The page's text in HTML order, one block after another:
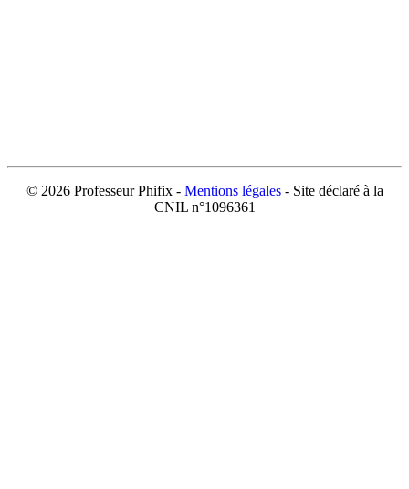
© 2026 Professeur Phifix - Mentions légales- Site déclaré à la
CNIL n°1096361